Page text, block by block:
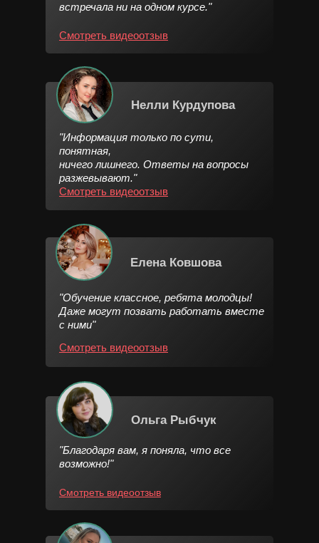
Ольга Рыбчук
"Благодаря вам, я поняла, что все
возможно!"
Смотреть видеоотзыв
Елена Ковшова
"Обучение классное, ребята молодцы!
Даже могут позвать работать вместе
с ними"
Смотреть видеоотзыв
Нелли Курдупова
"Информация только по сути,
понятная,
ничего лишнего. Ответы на вопросы
разжевывают."
Смотреть видеоотзыв
встречала ни на одном курсе."
Смотреть видеоотзыв